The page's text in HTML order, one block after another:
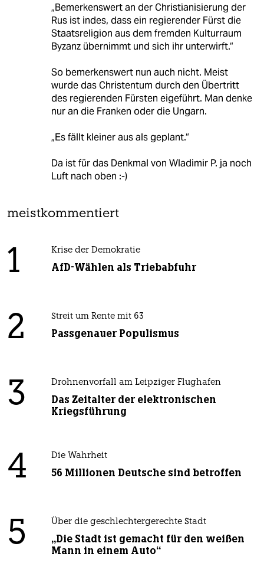
„Bemerkenswert an der Christianisierung der
Rus ist indes, dass ein regierender Fürst die
Staatsreligion aus dem fremden Kulturraum
Byzanz übernimmt und sich ihr unterwirft.“
So bemerkenswert nun auch nicht. Meist
wurde das Christentum durch den Übertritt
des regierenden Fürsten eigeführt. Man denke
nur an die Franken oder die Ungarn.
„Es fällt kleiner aus als geplant.“
Da ist für das Denkmal von Wladimir P. ja noch
Luft nach oben :-)
meistkommentiert
1 Krise der Demokratie
AfD-Wählen als Triebabfuhr
2 Streit um Rente mit 63
Passgenauer Populismus
3 Drohnenvorfall am Leipziger Flughafen
Das Zeitalter der elektronischen
Kriegsführung
4 Die Wahrheit
56 Millionen Deutsche sind betroffen
5 Über die geschlechtergerechte Stadt
„Die Stadt ist gemacht für den weißen
Mann in einem Auto“